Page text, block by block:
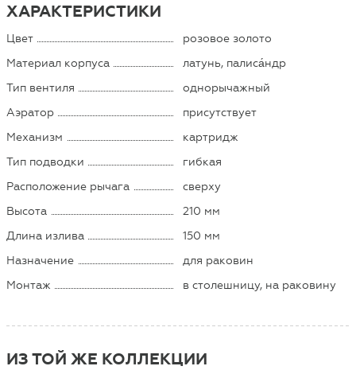
ХАРАКТЕРИСТИКИ
Цвет
розовое золото
Материал корпуса
латунь, палиса́ндр
Тип вентиля
однорычажный
Аэратор
присутствует
Механизм
картридж
Тип подводки
гибкая
Расположение рычага
сверху
Высота
210 мм
Длина излива
150 мм
Назначение
для раковин
Монтаж
в столешницу, на раковину
ИЗ ТОЙ ЖЕ КОЛЛЕКЦИИ